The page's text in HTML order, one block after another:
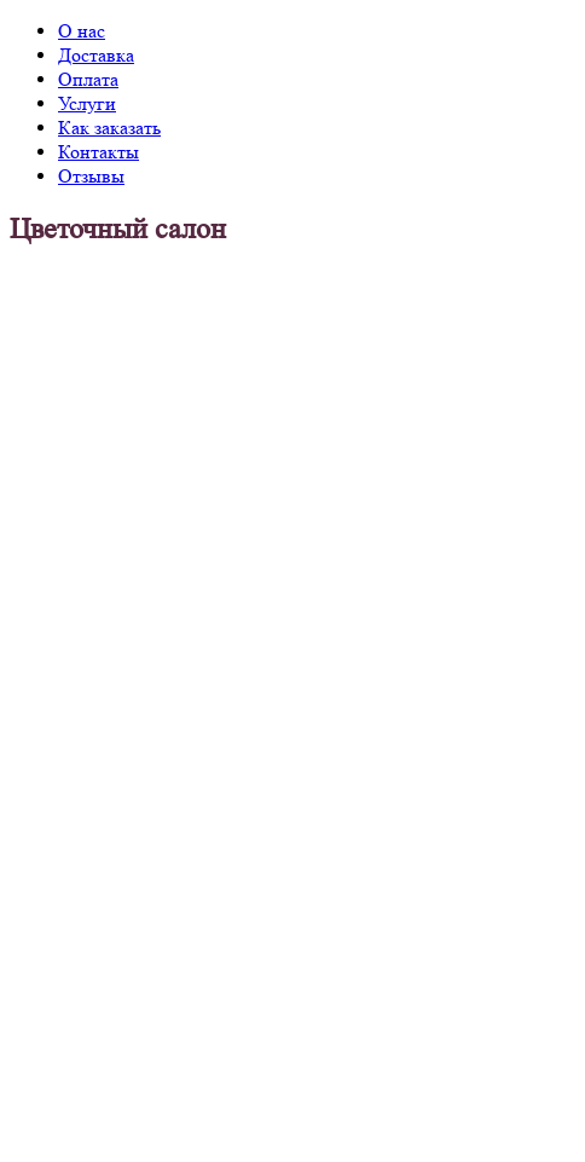
О нас
Доставка
Оплата
Услуги
Как заказать
Контакты
Отзывы
Цветочный салон